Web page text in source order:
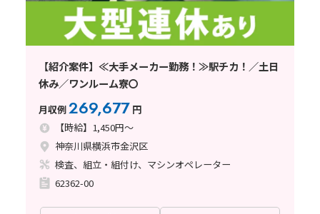
【紹介案件】≪大手メーカー勤務！≫駅チカ！／土日
休み／ワンルーム寮〇
月収例269,677 円
【時給】1,450円～
神奈川県横浜市金沢区
検査、組立・組付け、マシンオペレーター
62362-00